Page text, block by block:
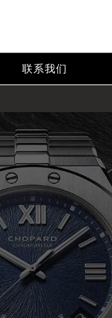
联系我们